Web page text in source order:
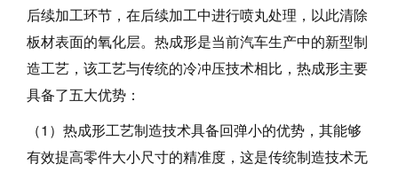
后续加工环节，在后续加工中进行喷丸处理，以此清除
板材表面的氧化层。热成形是当前汽车生产中的新型制
造工艺，该工艺与传统的冷冲压技术相比，热成形主要
具备了五大优势：
（1）热成形工艺制造技术具备回弹小的优势，其能够
有效提高零件大小尺寸的精准度，这是传统制造技术无